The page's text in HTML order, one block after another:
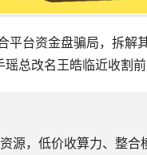
平台资金盘骗局，拆解
总改名王皓临近收割
源，低价收算力、整